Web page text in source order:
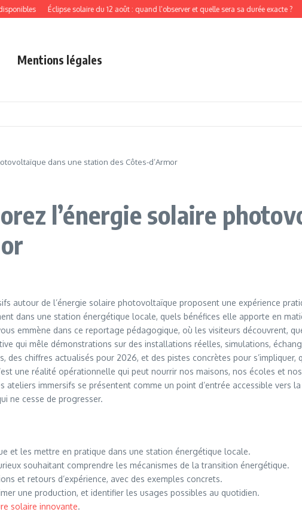
Éclipse solaire du 12 août : quand l’observer et quelle sera sa durée exacte ?
Mentions légales
dans une station des Côtes-d’Armor
l’énergie solaire
autour de l’énergie solaire photovoltaïque proposent une expérience
dans une station énergétique locale, quels bénéfices elle apporte en
emmène dans ce reportage pédagogique, où les visiteurs découvrent,
qui mêle démonstrations sur des installations réelles, simulations,
chiffres actualisés pour 2026, et des pistes concrètes pour s’impliquer,
une réalité opérationnelle qui peut nourrir nos maisons, nos écoles et
immersifs se présentent comme un point d’entrée accessible vers
ne cesse de progresser.
et les mettre en pratique dans une station énergétique locale.
souhaitant comprendre les mécanismes de la transition énergétique.
et retours d’expérience, avec des exemples concrets.
une production, et identifier les usages possibles au quotidien.
solaire innovante.